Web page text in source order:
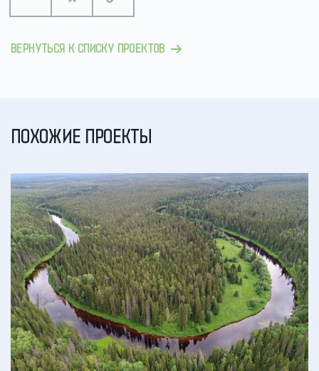
ВЕРНУТЬСЯ К СПИСКУ ПРОЕКТОВ
ПОХОЖИЕ ПРОЕКТЫ